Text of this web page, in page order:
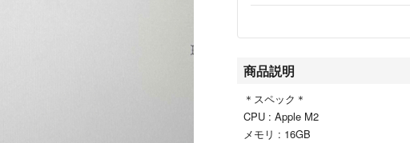
商品説明
＊スペック＊
CPU : Apple M2
メモリ : 16GB